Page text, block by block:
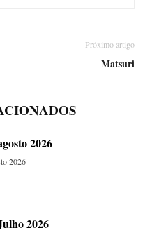
Próximo artigo
Matsuri
2026
2026
2026